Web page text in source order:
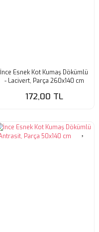
İnce Esnek Kot Kumaş Dökümlü
- Lacivert, Parça 260x140 cm
172,00 TL